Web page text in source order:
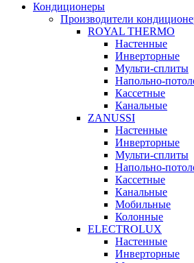
Кондиционеры
Производители
ROYAL THERMO
Настенные
Инверторные
Мульти-сплиты
Напольно-
Кассетные
Канальные
ZANUSSI
Настенные
Инверторные
Мульти-сплиты
Напольно-
Кассетные
Канальные
Мобильные
Колонные
ELECTROLUX
Настенные
Инверторные